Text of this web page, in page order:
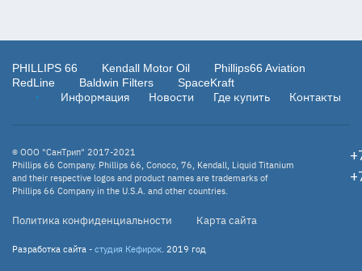
PHILLIPS 66 Kendall Motor Oil
Phillips66 Aviation
RedLine
Baldwin Filters SpaceKraft
Информация Новости Где купить Контакты
© ООО "СанТрип" 2017-2021
Phillips 66 Company. Phillips 66, Conoco, 76, Kendall, Liquid Titanium
and their respective logos and product names are trademarks of
Phillips 66 Company in the U.S.A. and other countries.
Политика конфиденциальности Карта сайта
Разработка сайта - студия Кефирок. 2019 год